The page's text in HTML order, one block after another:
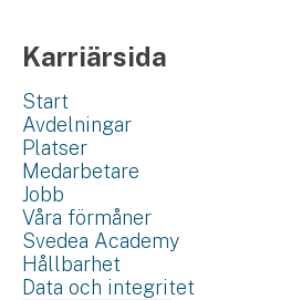
Karriärsida
Start
Avdelningar
Platser
Medarbetare
Jobb
Våra förmåner
Svedea Academy
Hållbarhet
Data och integritet